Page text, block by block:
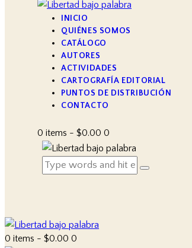
INICIO
QUIÉNES SOMOS
CATÁLOGO
AUTORES
ACTIVIDADES
CARTOGRAFÍA EDITORIAL
PUNTOS DE DISTRIBUCIÓN
CONTACTO
0 items - $0.00 0
0 items - $0.00 0